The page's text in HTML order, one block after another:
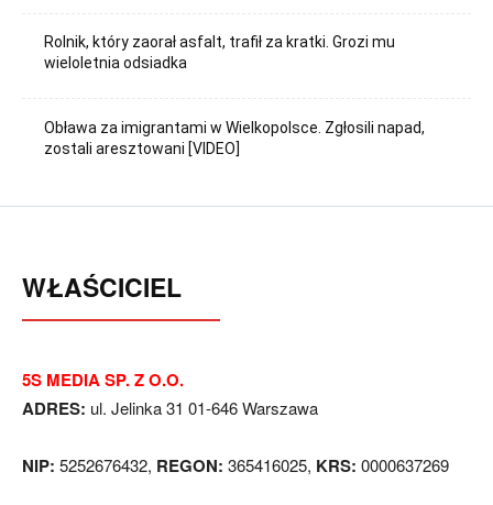
Rolnik, który zaorał asfalt, trafił za kratki. Grozi mu
wieloletnia odsiadka
Obława za imigrantami w Wielkopolsce. Zgłosili napad,
zostali aresztowani [VIDEO]
WŁAŚCICIEL
5S MEDIA SP. Z O.O.
ADRES: ul. Jelinka 31 01-646 Warszawa
NIP: 5252676432, REGON: 365416025, KRS: 0000637269